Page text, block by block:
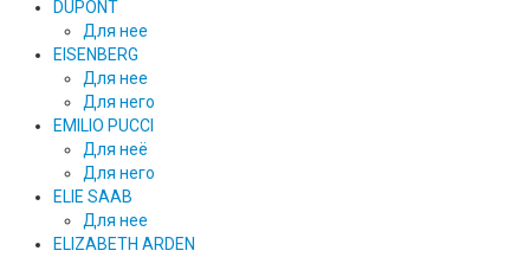
DUPONT
Для нее
EISENBERG
Для нее
Для него
EMILIO PUCCI
Для неё
Для него
ELIE SAAB
Для нее
ELIZABETH ARDEN